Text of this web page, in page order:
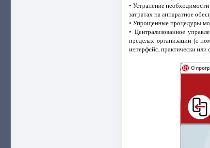
• Устранение
затратах на аппаратное
• Упрощенные процедуры
• Централизованное
пределах организации (с
интерфейс, практически или